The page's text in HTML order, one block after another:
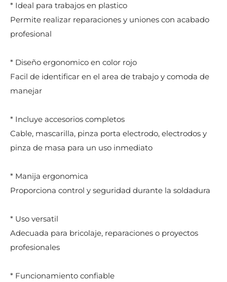
* Ideal para trabajos en plastico
Permite realizar reparaciones y uniones con acabado
profesional
* Diseño ergonomico en color rojo
Facil de identificar en el area de trabajo y comoda de
manejar
* Incluye accesorios completos
Cable, mascarilla, pinza porta electrodo, electrodos y
pinza de masa para un uso inmediato
* Manija ergonomica
Proporciona control y seguridad durante la soldadura
* Uso versatil
Adecuada para bricolaje, reparaciones o proyectos
profesionales
* Funcionamiento confiable